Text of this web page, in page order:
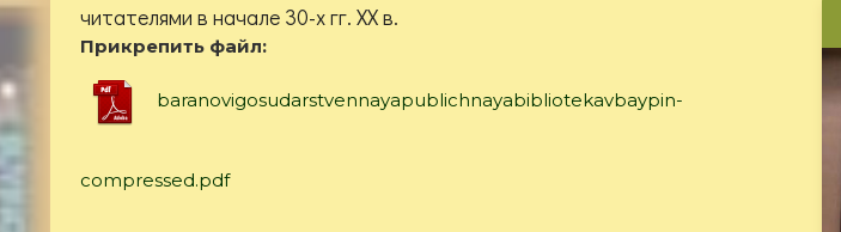
читателями в начале 30-х гг. XX в.
Прикрепить файл:
baranovigosudarstvennayapublichnayabibliotekavbaypin-
compressed.pdf